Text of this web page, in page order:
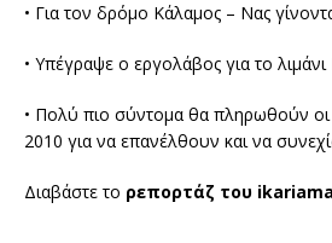
• Για τον δρόμο Κάλαμος – Νας
• Υπέγραψε ο εργολάβος για το
• Πολύ πιο σύντομα θα πληρωθούν
2010 για να επανέλθουν και να
Διαβάστε το ρεπορτάζ του